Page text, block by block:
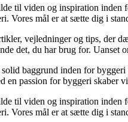
til viden og inspiration inden
Vores mål er at sætte dig i
vejledninger og tips, der
det, du har brug for.
baggrund inden for
en passion for byggeri skaber
til viden og inspiration inden
Vores mål er at sætte dig i